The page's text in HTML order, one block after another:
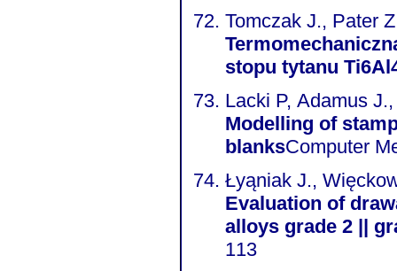
Tomczak J., Pater
stopu tytanu
Lacki P, Adamus
Modelling of
blanksComputer
Łyąniak J.,
Evaluation of
alloys grade 2 ||
113